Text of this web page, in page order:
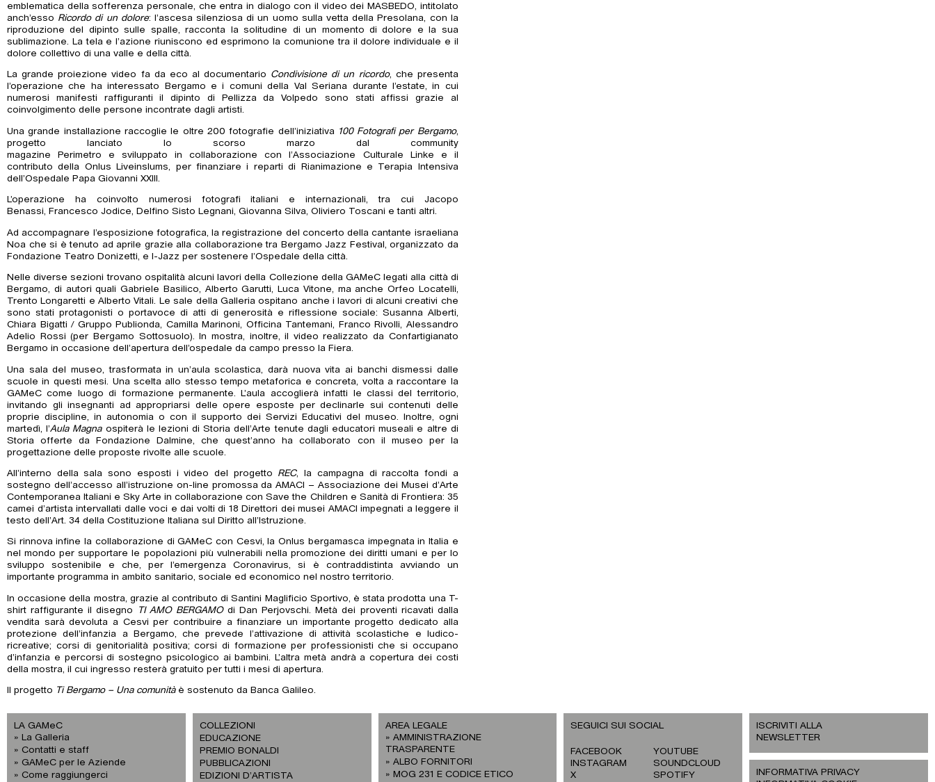
emblematica della sofferenza personale, che entra in dialogo con il video dei MASBEDO, intitolato
anch’esso Ricordo di un dolore: l’ascesa silenziosa di un uomo sulla vetta della Presolana, con la
riproduzione del dipinto sulle spalle, racconta la solitudine di un momento di dolore e la sua
sublimazione. La tela e l’azione riuniscono ed esprimono la comunione tra il dolore individuale e il
dolore collettivo di una valle e della città.
La grande proiezione video fa da eco al documentario Condivisione di un ricordo, che presenta
l’operazione che ha interessato Bergamo e i comuni della Val Seriana durante l’estate, in cui
numerosi manifesti raffiguranti il dipinto di Pellizza da Volpedo sono stati affissi grazie al
coinvolgimento delle persone incontrate dagli artisti.
Una grande installazione raccoglie le oltre 200 fotografie dell’iniziativa 100 Fotografi per Bergamo,
progetto lanciato lo scorso marzo dal community
magazine Perimetro e sviluppato in collaborazione con l’Associazione Culturale Linke e il
contributo della Onlus Liveinslums, per finanziare i reparti di Rianimazione e Terapia Intensiva
dell’Ospedale Papa Giovanni XXIII.
L’operazione ha coinvolto numerosi fotografi italiani e internazionali, tra cui Jacopo
Benassi, Francesco Jodice, Delfino Sisto Legnani, Giovanna Silva, Oliviero Toscani e tanti altri.
Ad accompagnare l’esposizione fotografica, la registrazione del concerto della cantante israeliana
Noa che si è tenuto ad aprile grazie alla collaborazione tra Bergamo Jazz Festival, organizzato da
Fondazione Teatro Donizetti, e I-Jazz per sostenere l’Ospedale della città.
Nelle diverse sezioni trovano ospitalità alcuni lavori della Collezione della GAMeC legati alla città di
Bergamo, di autori quali Gabriele Basilico, Alberto Garutti, Luca Vitone, ma anche Orfeo Locatelli,
Trento Longaretti e Alberto Vitali. Le sale della Galleria ospitano anche i lavori di alcuni creativi che
sono stati protagonisti o portavoce di atti di generosità e riflessione sociale: Susanna Alberti,
Chiara Bigatti / Gruppo Publionda, Camilla Marinoni, Officina Tantemani, Franco Rivolli, Alessandro
Adelio Rossi (per Bergamo Sottosuolo). In mostra, inoltre, il video realizzato da Confartigianato
Bergamo in occasione dell’apertura dell’ospedale da campo presso la Fiera.
Una sala del museo, trasformata in un’aula scolastica, darà nuova vita ai banchi dismessi dalle
scuole in questi mesi. Una scelta allo stesso tempo metaforica e concreta, volta a raccontare la
GAMeC come luogo di formazione permanente. L’aula accoglierà infatti le classi del territorio,
invitando gli insegnanti ad appropriarsi delle opere esposte per declinarle sui contenuti delle
proprie discipline, in autonomia o con il supporto dei Servizi Educativi del museo. Inoltre, ogni
martedì, l’Aula Magna ospiterà le lezioni di Storia dell’Arte tenute dagli educatori museali e altre di
Storia offerte da Fondazione Dalmine, che quest’anno ha collaborato con il museo per la
progettazione delle proposte rivolte alle scuole.
All’interno della sala sono esposti i video del progetto REC, la campagna di raccolta fondi a
sostegno dell’accesso all’istruzione on-line promossa da AMACI – Associazione dei Musei d’Arte
Contemporanea Italiani e Sky Arte in collaborazione con Save the Children e Sanità di Frontiera: 35
camei d’artista intervallati dalle voci e dai volti di 18 Direttori dei musei AMACI impegnati a leggere il
testo dell’Art. 34 della Costituzione Italiana sul Diritto all’Istruzione.
Si rinnova infine la collaborazione di GAMeC con Cesvi, la Onlus bergamasca impegnata in Italia e
nel mondo per supportare le popolazioni più vulnerabili nella promozione dei diritti umani e per lo
sviluppo sostenibile e che, per l’emergenza Coronavirus, si è contraddistinta avviando un
importante programma in ambito sanitario, sociale ed economico nel nostro territorio.
In occasione della mostra, grazie al contributo di Santini Maglificio Sportivo, è stata prodotta una T-
shirt raffigurante il disegno
TI AMO BERGAMOdi Dan Perjovschi. Metà dei proventi ricavati dalla
vendita sarà devoluta a Cesvi per contribuire a finanziare un importante progetto dedicato alla
protezione dell’infanzia a Bergamo, che prevede l’attivazione di attività scolastiche e ludico-
ricreative; corsi di genitorialità positiva; corsi di formazione per professionisti che si occupano
d’infanzia e percorsi di sostegno psicologico ai bambini. L’altra metà andrà a copertura dei costi
della mostra, il cui ingresso resterà gratuito per tutti i mesi di apertura.
Il progetto Ti Bergamo – Una comunitàè sostenuto da Banca Galileo.
LA GAMeC
La Galleria
Contatti e staff
GAMeC per le Aziende
Come raggiungerci
COLLEZIONI
EDUCAZIONE
PREMIO BONALDI
PUBBLICAZIONI
EDIZIONI D’ARTISTA
AREA LEGALE
AMMINISTRAZIONE
TRASPARENTE
ALBO FORNITORI
MOG 231 E CODICE ETICO
SEGUICI SUI SOCIAL
FACEBOOK
INSTAGRAM
X
YOUTUBE
SOUNDCLOUD
SPOTIFY
ISCRIVITI ALLA
NEWSLETTER
INFORMATIVA PRIVACY